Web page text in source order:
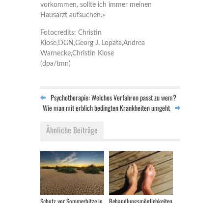
vorkommen, sollte ich immer meinen
Hausarzt aufsuchen.»
Fotocredits: Christin
Klose,DGN,Georg J. Lopata,Andrea
Warnecke,Christin Klose
(dpa/tmn)
Psychotherapie: Welches Verfahren passt zu wem?
Wie man mit erblich bedingten Krankheiten umgeht
Ähnliche Beiträge
Schutz vor Sommerhitze in Behandlungsmöglichkeiten